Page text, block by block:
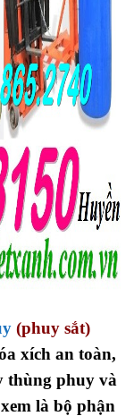
(phuy sắt)
xích an toàn,
thùng phuy và
là bộ phận